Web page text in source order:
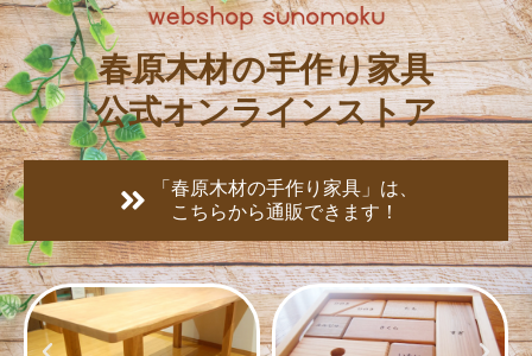
春原木材の手作り家具
公式オンラインストア
「春原木材の手作り家具」は、
こちらから通販できます！